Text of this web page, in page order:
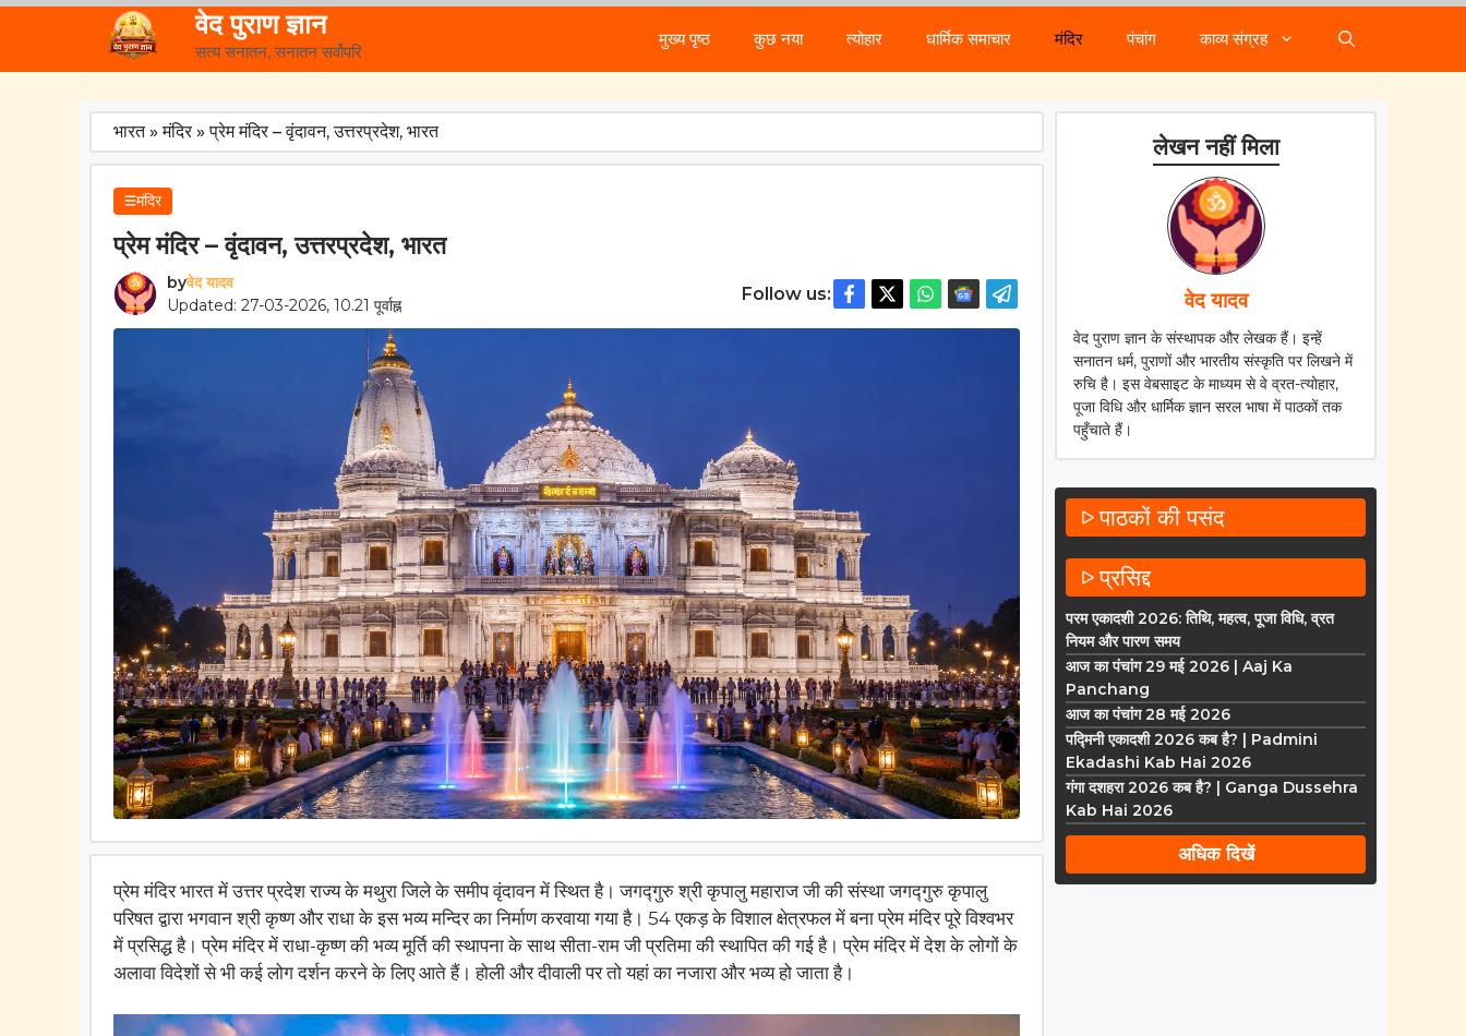
Skip
content
वेद पुराण ज्ञान
सत्य सनातन, सनातन सर्वोपरि
मुख्य पृष्ठ कुछ नया त्योहार धार्मिक समाचार मंदिर पंचांग काव्य संग्रह
भारत»मंदिर »प्रेम मंदिर – वृंदावन, उत्तरप्रदेश, भारत
मंदिर
प्रेम मंदिर – वृंदावन, उत्तरप्रदेश, भारत
byवेद यादव
Updated: 27-03-2026, 10.21 पूर्वाह्न
Follow us:
प्रेम मंदिर भारत में उत्तर प्रदेश राज्य के मथुरा जिले के समीप वृंदावन में स्थित है। जगद्गुरु श्री कृपालु महाराज जी की संस्था जगद्गुरु कृपालु
परिषत द्वारा भगवान श्री कृष्ण और राधा के इस भव्य मन्दिर का निर्माण करवाया गया है। 54 एकड़ के विशाल क्षेत्रफल में बना प्रेम मंदिर पूरे विश्वभर
में प्रसिद्ध है। प्रेम मंदिर में राधा-कृष्ण की भव्य मूर्ति की स्थापना के साथ सीता-राम जी प्रतिमा की स्थापित की गई है। प्रेम मंदिर में देश के लोगों के
अलावा विदेशों से भी कई लोग दर्शन करने के लिए आते हैं। होली और दीवाली पर तो यहां का नजारा और भव्य हो जाता है।
लेखन नहीं मिला
वेद यादव
वेद पुराण ज्ञान के संस्थापक और लेखक हैं। इन्हें
सनातन धर्म, पुराणों और भारतीय संस्कृति पर लिखने में
रुचि है। इस वेबसाइट के माध्यम से वे व्रत-त्योहार,
पूजा विधि और धार्मिक ज्ञान सरल भाषा में पाठकों तक
पहुँचाते हैं।
पाठकों की पसंद
प्रसिद्द
परम एकादशी 2026: तिथि, महत्व, पूजा विधि, व्रत
नियम और पारण समय
आज का पंचांग 29 मई 2026 | Aaj Ka
Panchang
आज का पंचांग 28 मई 2026
पद्मिनी एकादशी 2026 कब है? | Padmini
Ekadashi Kab Hai 2026
गंगा दशहरा 2026 कब है? | Ganga Dussehra
Kab Hai 2026
अधिक दिखें